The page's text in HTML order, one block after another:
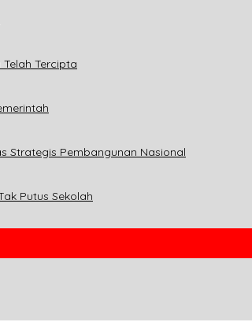
Tercipta
Strategis Pembangunan Nasional
Putus Sekolah